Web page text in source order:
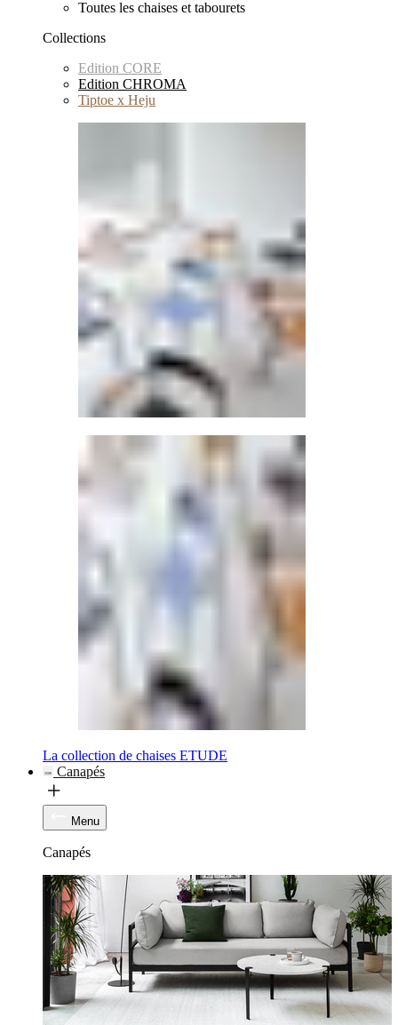
Toutes les chaises et tabourets
Collections
Edition CORE
Edition CHROMA
Tiptoe x Heju
La collection de chaises ETUDE
Canapés
Menu
Canapés